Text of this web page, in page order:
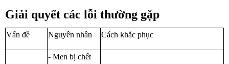
Giải quyết các lỗi thường gặp
Vấn đề Nguyên nhân Cách khắc phục
- Men bị chết